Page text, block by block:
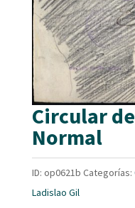
Circular
Normal
ID: op0621b Categorías:
Ladislao Gil